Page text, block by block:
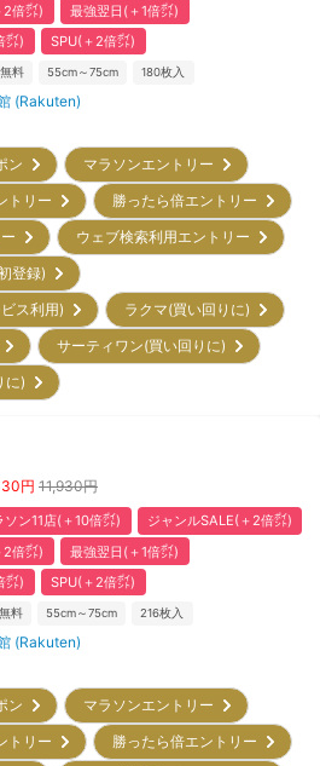
2倍㌽)
最強翌日(＋1倍㌽)
㌽)
SPU(＋2倍㌽)
料 55cm～75cm 180枚入
(Rakuten)
ン
マラソンエントリー
トリー
勝ったら倍エントリー
ー
ウェブ検索利用エントリー
初登録)
ビス利用)
ラクマ(買い回りに)
サーティワン(買い回りに)
に)
円 11,930円
ソン11店(＋10倍㌽)
ジャンルSALE(＋2倍㌽)
2倍㌽)
最強翌日(＋1倍㌽)
㌽)
SPU(＋2倍㌽)
料 55cm～75cm 216枚入
(Rakuten)
ン
マラソンエントリー
トリー
勝ったら倍エントリー